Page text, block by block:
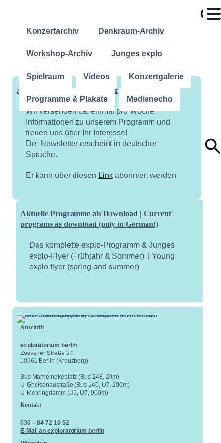
Konzertarchiv Denkraum-Archiv
Workshop-Archiv Junges explo
Spielraum Videos Konzertgalerie
Programme & Plakate Medienecho
Abonniere unseren Newsletter
Wir versenden ca. einmal pro Woche
Informationen zu unserem Programm und
freuen uns über Ihr Interesse!
Der Newsletter erscheint in deutscher
Sprache.
Er kann über diesen Linkabonniert werden
Aktuelle Programme als Download | Current
programs as download (only in German!)
Das komplette explo-Programm & Junges
explo-Flyer (Frühjahr & Sommer) || Young
explo flyer (spring and summer)
Anschrift
exploratorium berlin
Zossener Straße 24
10961 Berlin (Kreuzberg)
Bus Marheinekeplatz (Bus 248, 20m)
U-Gneisenaustraße (Bus 140, U7, 200m)
U-Mehringdamm (U6, U7, 900m)
Kontakt
030 – 84 72 10 52
E-Mail an exploratorium berlin